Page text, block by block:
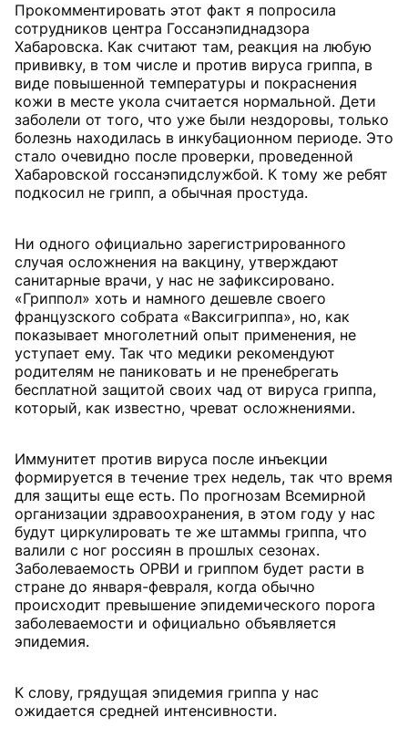
Прокомментировать этот факт я попросила
сотрудников центра Госсанэпиднадзора
Хабаровска. Как считают там, реакция на любую
прививку, в том числе и против вируса гриппа, в
виде повышенной температуры и покраснения
кожи в месте укола считается нормальной. Дети
заболели от того, что уже были нездоровы, только
болезнь находилась в инкубационном периоде. Это
стало очевидно после проверки, проведенной
Хабаровской госсанэпидслужбой. К тому же ребят
подкосил не грипп, а обычная простуда.
Ни одного официально зарегистрированного
случая осложнения на вакцину, утверждают
санитарные врачи, у нас не зафиксировано.
«Гриппол» хоть и намного дешевле своего
французского собрата «Ваксигриппа», но, как
показывает многолетний опыт применения, не
уступает ему. Так что медики рекомендуют
родителям не паниковать и не пренебрегать
бесплатной защитой своих чад от вируса гриппа,
который, как известно, чреват осложнениями.
Иммунитет против вируса после инъекции
формируется в течение трех недель, так что время
для защиты еще есть. По прогнозам Всемирной
организации здравоохранения, в этом году у нас
будут циркулировать те же штаммы гриппа, что
валили с ног россиян в прошлых сезонах.
Заболеваемость ОРВИ и гриппом будет расти в
стране до января-февраля, когда обычно
происходит превышение эпидемического порога
заболеваемости и официально объявляется
эпидемия.
К слову, грядущая эпидемия гриппа у нас
ожидается средней интенсивности.